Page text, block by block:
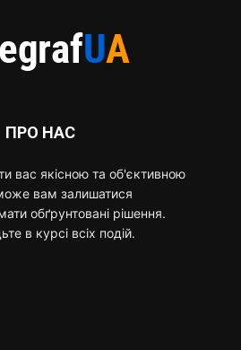
ПРО НАС
вас якісною та об'єктивною
вам залишатися
обґрунтовані рішення.
в курсі всіх подій.